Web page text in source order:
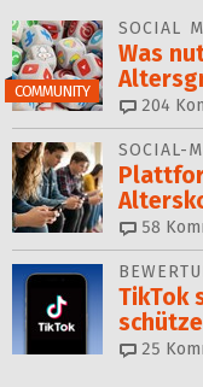
COMMUNITY
SOCIAL
Was
204
SOCIAL-
58
TikTok
25